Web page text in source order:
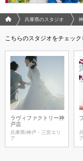
フォトウエディング/結婚写
兵庫県のスタジオ
こちらのスタジオをチェッ
ラヴィファクトリー神
戸店
兵庫県/神戸・三宮エリ
ア
ア